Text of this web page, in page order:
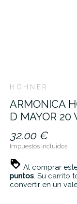
HOHNER
ARMONICA
D MAYOR 20
32,00 €
Impuestos incluidos
Al comprar
puntos. Su carrito
convertir en un